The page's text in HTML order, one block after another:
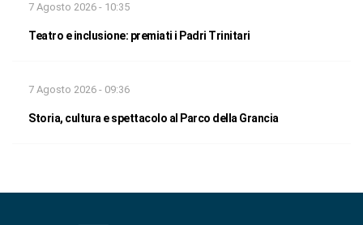
7 Agosto 2026 - 10:35
Teatro e inclusione: premiati i Padri Trinitari
7 Agosto 2026 - 09:36
Storia, cultura e spettacolo al Parco della Grancia